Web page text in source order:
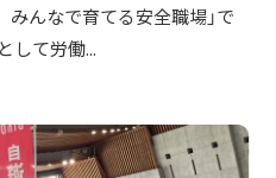
んなで育てる安全職場」で
して労働...